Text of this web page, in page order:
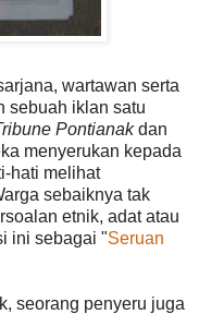
wartawan serta
sebuah iklan satu
Pontianakdan
menyerukan kepada
hati melihat
sebaiknya tak
etnik, adat atau
ini sebagai "Seruan
seorang penyeru juga